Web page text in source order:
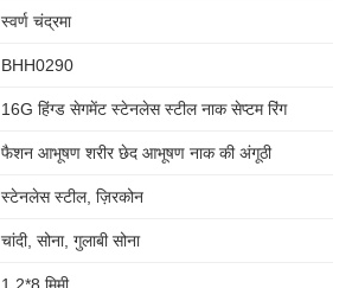
स्वर्ण चंद्रमा
BHH0290
16G हिंग्ड सेगमेंट स्टेनलेस स्टील नाक सेप्टम रिंग
फैशन आभूषण शरीर छेद आभूषण नाक की अंगूठी
स्टेनलेस स्टील, ज़िरकोन
चांदी, सोना, गुलाबी सोना